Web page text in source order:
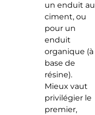
un enduit au
ciment, ou
pour un
enduit
organique (à
base de
résine).
Mieux vaut
privilégier le
premier,